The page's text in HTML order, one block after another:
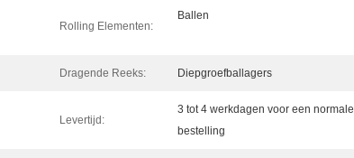
Rolling Elementen:
Ballen
Dragende Reeks: Diepgroefballagers
Levertijd:
3 tot 4 werkdagen voor een normale
bestelling